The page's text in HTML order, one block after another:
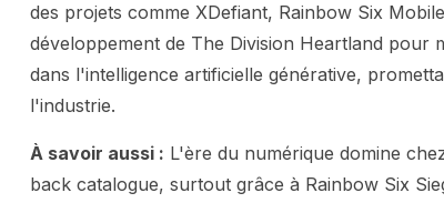
des projets comme XDefiant, Rainbow Six
développement de The Division Heartland
dans l'intelligence artificielle générative,
l'industrie.
À savoir aussi : L'ère du numérique domine
back catalogue, surtout grâce à Rainbow Six